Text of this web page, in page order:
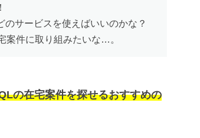
サービスを使えばいいのかな？
案件に取り組みたいな…。
の在宅案件を探せるおすすめの